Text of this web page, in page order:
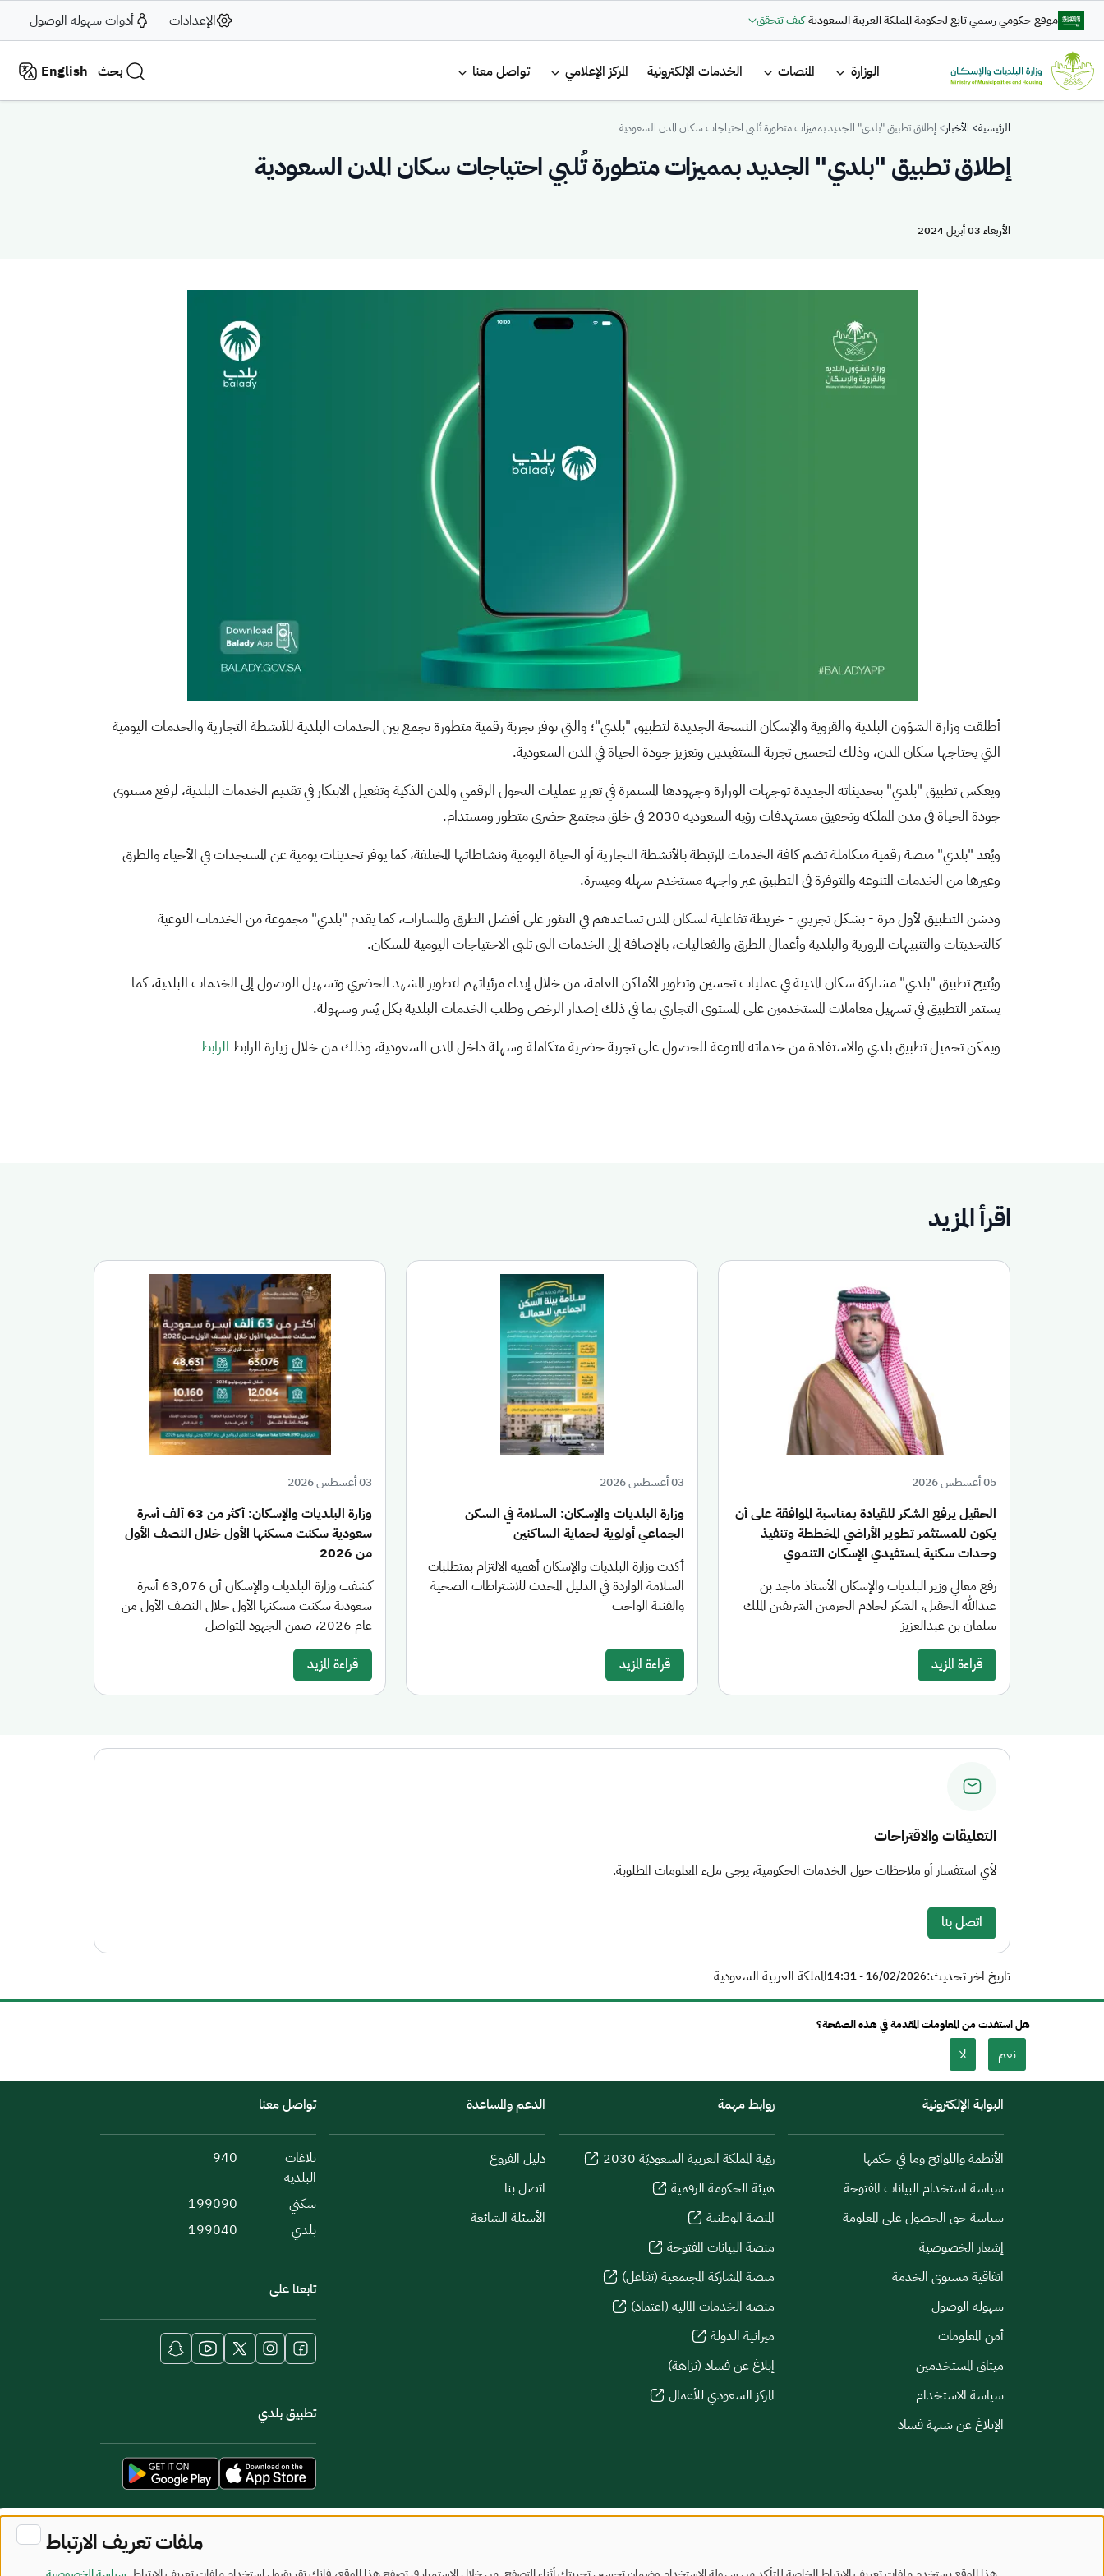
تجاوز إلى المحتوى الرئيسي
موقع حكومي رسمي تابع لحكومة المملكة العربية السعوديةكيف تتحقق الإعدادات أدوات سهولة الوصول
القائمة الرئيسية
الوزارة المنصات الخدمات الإلكترونية المركز الإعلامي تواصل معنا بحث English
Breadcrumb
الرئيسية الأخبار إطلاق تطبيق "بلدي" الجديد بمميزات متطورة تُلبي احتياجات سكان المدن السعودية
إطلاق تطبيق "بلدي" الجديد بمميزات متطورة تُلبي احتياجات سكان المدن السعودية
الأربعاء 03 أبريل 2024
أطلقت وزارة الشؤون البلدية والقروية والإسكان النسخة الجديدة لتطبيق "بلدي"؛ والتي توفر تجربة رقمية متطورة تجمع بين الخدمات البلدية للأنشطة التجارية والخدمات اليومية
التي يحتاجها سكان المدن، وذلك لتحسين تجربة المستفيدين وتعزيز جودة الحياة في المدن السعودية.
ويعكس تطبيق "بلدي" بتحديثاته الجديدة توجهات الوزارة وجهودها المستمرة في تعزيز عمليات التحول الرقمي والمدن الذكية وتفعيل الابتكار في تقديم الخدمات البلدية، لرفع مستوى
جودة الحياة في مدن المملكة وتحقيق مستهدفات رؤية السعودية 2030 في خلق مجتمع حضري متطور ومستدام.
ويُعد "بلدي" منصة رقمية متكاملة تضم كافة الخدمات المرتبطة بالأنشطة التجارية أو الحياة اليومية ونشاطاتها المختلفة، كما يوفر تحديثات يومية عن المستجدات في الأحياء والطرق
وغيرها من الخدمات المتنوعة والمتوفرة في التطبيق عبر واجهة مستخدم سهلة وميسرة.
ودشن التطبيق لأول مرة - بشكل تجريبي - خريطة تفاعلية لسكان المدن تساعدهم في العثور على أفضل الطرق والمسارات، كما يقدم "بلدي" مجموعة من الخدمات النوعية
كالتحديثات والتنبيهات المرورية والبلدية وأعمال الطرق والفعاليات، بالإضافة إلى الخدمات التي تلبي الاحتياجات اليومية للسكان.
ويُتيح تطبيق "بلدي" مشاركة سكان المدينة في عمليات تحسين وتطوير الأماكن العامة، من خلال إبداء مرئياتهم لتطوير المشهد الحضري وتسهيل الوصول إلى الخدمات البلدية، كما
يستمر التطبيق في تسهيل معاملات المستخدمين على المستوى التجاري بما في ذلك إصدار الرخص وطلب الخدمات البلدية بكل يُسر وسهولة.
ويمكن تحميل تطبيق بلدي والاستفادة من خدماته المتنوعة للحصول على تجربة حضرية متكاملة وسهلة داخل المدن السعودية، وذلك من خلال زيارة الرابط الرابط
اقرأ المزيد
05 أغسطس 2026
الحقيل يرفع الشكر للقيادة بمناسبة الموافقة على أن
يكون للمستثمر تطوير الأراضي المخططة وتنفيذ
وحدات سكنية لمستفيدي الإسكان التنموي
رفع معالي وزير البلديات والإسكان الأستاذ ماجد بن
عبدالله الحقيل، الشكر لخادم الحرمين الشريفين الملك
سلمان بن عبدالعزيز
قراءة المزيد
03 أغسطس 2026
وزارة البلديات والإسكان: السلامة في السكن
الجماعي أولوية لحماية الساكنين
أكدت وزارة البلديات والإسكان أهمية الالتزام بمتطلبات
السلامة الواردة في الدليل المحدث للاشتراطات الصحية
والفنية الواجب
قراءة المزيد
03 أغسطس 2026
وزارة البلديات والإسكان: أكثر من 63 ألف أسرة
سعودية سكنت مسكنها الأول خلال النصف الأول
من 2026
كشفت وزارة البلديات والإسكان أن 63,076 أسرة
سعودية سكنت مسكنها الأول خلال النصف الأول من
عام 2026، ضمن الجهود المتواصل
قراءة المزيد
التعليقات والاقتراحات
لأي استفسار أو ملاحظات حول الخدمات الحكومية، يرجى ملء المعلومات المطلوبة.
اتصل بنا
تاريخ اخر تحديث:16/02/2026 - 14:31 المملكة العربية السعودية
هل استفدت من المعلومات المقدمة في هذه الصفحة؟
نعم لا
البوابة الإلكترونية
الأنظمة واللوائح وما في حكمها
سياسة استخدام البيانات المفتوحة
سياسة حق الحصول على المعلومة
إشعار الخصوصية
اتفاقية مستوى الخدمة
سهولة الوصول
أمن المعلومات
ميثاق المستخدمين
سياسة الاستخدام
الإبلاغ عن شبهة فساد
روابط مهمة
رؤية المملكة العربية السعوديّة 2030
هيئة الحكومة الرقمية
المنصة الوطنية
منصة البيانات المفتوحة
منصة المشاركة المجتمعية (تفاعل)
منصة الخدمات المالية (اعتماد)
ميزانية الدولة
إبلاغ عن فساد (نزاهة)
المركز السعودي للأعمال
الدعم والمساعدة
دليل الفروع
اتصل بنا
الأسئلة الشائعة
تواصل معنا
بلاغات
البلدية
940
سكني
199090
بلدي
199040
تابعنا على
تطبيق بلدي
خريطة الموقع شروط الاستخدام
ملفات تعريف الارتباط